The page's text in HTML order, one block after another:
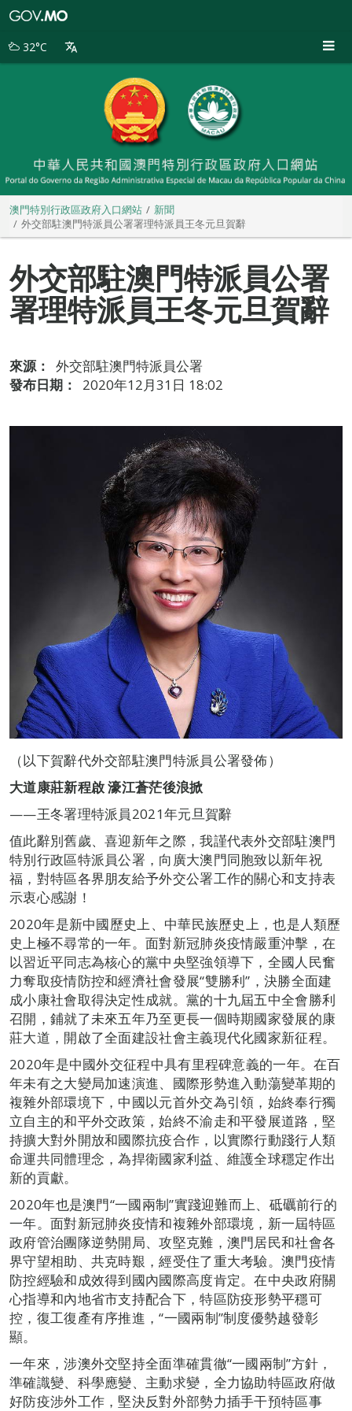
別
32°C
澳門特別行政區政府入口網站
新聞
外交部駐澳門特派員公署署理特派員王冬元旦賀辭
外交部駐澳門特派員公署
署理特派員王冬元旦賀辭
來源：
外交部駐澳門特派員公署
發布日期：
2020年12月31日 18:02
（以下賀辭代外交部駐澳門特派員公署發佈）
大道康莊新程啟 濠江蒼茫後浪掀
——王冬署理特派員2021年元旦賀辭
值此辭別舊歲、喜迎新年之際，我謹代表外交部駐澳門
特別行政區特派員公署，向廣大澳門同胞致以新年祝
福，對特區各界朋友給予外交公署工作的關心和支持表
示衷心感謝！
2020年是新中國歷史上、中華民族歷史上，也是人類歷
史上極不尋常的一年。面對新冠肺炎疫情嚴重沖擊，在
以習近平同志為核心的黨中央堅強領導下，全國人民奮
力奪取疫情防控和經濟社會發展“雙勝利”，決勝全面建
成小康社會取得決定性成就。黨的十九屆五中全會勝利
召開，鋪就了未來五年乃至更長一個時期國家發展的康
莊大道，開啟了全面建設社會主義現代化國家新征程。
2020年是中國外交征程中具有里程碑意義的一年。在百
年未有之大變局加速演進、國際形勢進入動蕩變革期的
複雜外部環境下，中國以元首外交為引領，始終奉行獨
立自主的和平外交政策，始終不渝走和平發展道路，堅
持擴大對外開放和國際抗疫合作，以實際行動踐行人類
命運共同體理念，為捍衛國家利益、維護全球穩定作出
新的貢獻。
2020年也是澳門“一國兩制”實踐迎難而上、砥礪前行的
一年。面對新冠肺炎疫情和複雜外部環境，新一屆特區
政府管治團隊逆勢開局、攻堅克難，澳門居民和社會各
界守望相助、共克時艱，經受住了重大考驗。澳門疫情
防控經驗和成效得到國內國際高度肯定。在中央政府關
心指導和內地省市支持配合下，特區防疫形勢平穩可
控，復工復產有序推進，“一國兩制”制度優勢越發彰
顯。
一年來，涉澳外交堅持全面準確貫徹“一國兩制”方針，
準確識變、科學應變、主動求變，全力協助特區政府做
好防疫涉外工作，堅決反對外部勢力插手干預特區事